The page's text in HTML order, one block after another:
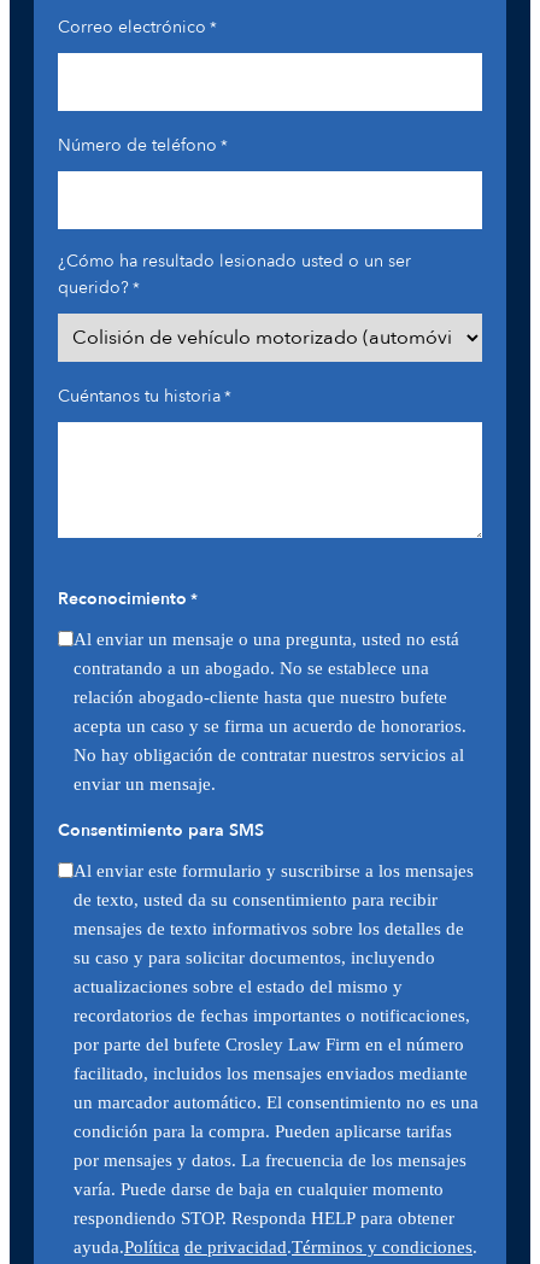
Correo electrónico *
Número de teléfono *
¿Cómo ha resultado lesionado usted o un ser
querido?*
Cuéntanos tu historia*
Reconocimiento *
Al enviar un mensaje o una pregunta, usted no está
contratando a un abogado. No se establece una
relación abogado-cliente hasta que nuestro bufete
acepta un caso y se firma un acuerdo de honorarios.
No hay obligación de contratar nuestros servicios al
enviar un mensaje.
Consentimiento para SMS
Al enviar este formulario y suscribirse a los mensajes
de texto, usted da su consentimiento para recibir
mensajes de texto informativos sobre los detalles de
su caso y para solicitar documentos, incluyendo
actualizaciones sobre el estado del mismo y
recordatorios de fechas importantes o notificaciones,
por parte del bufete Crosley Law Firm en el número
facilitado, incluidos los mensajes enviados mediante
un marcador automático. El consentimiento no es una
condición para la compra. Pueden aplicarse tarifas
por mensajes y datos. La frecuencia de los mensajes
varía. Puede darse de baja en cualquier momento
respondiendo STOP. Responda HELP para obtener
ayuda.Política de privacidad.Términos y condiciones.